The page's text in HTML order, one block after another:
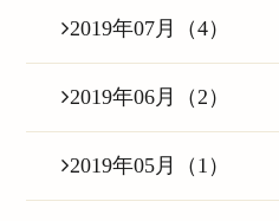
2019年07月（4）
2019年06月（2）
2019年05月（1）